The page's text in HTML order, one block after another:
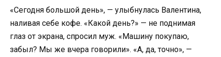
«Сегодня большой день», — улыбнулась Валентина,
наливая себе кофе. «Какой день?» — не поднимая
глаз от экрана, спросил муж. «Машину покупаю,
забыл? Мы же вчера говорили». «А, да, точно», —